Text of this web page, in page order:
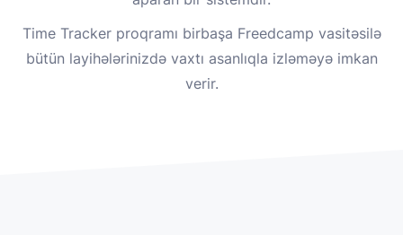
Time Tracker proqramı birbaşa Freedcamp vasitəsilə
bütün layihələrinizdə vaxtı asanlıqla izləməyə imkan
verir.